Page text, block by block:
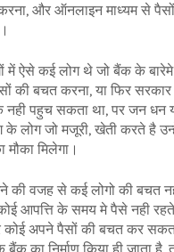
और ऑनलाइन माध्यम से
में ऐसे कई लोग थे जो बैंक के
की बचत करना, या फिर
नही पहुच सकता था, पर जन धन
के लोग जो मजूरी, खेती करते है
मिलेगा।
की वजह से कई लोगो की बचत
कोई आपत्ति के समय मे पैसे नही
कोई अपने पैसों की बचत कर
का निर्माण किया ही जाता है,